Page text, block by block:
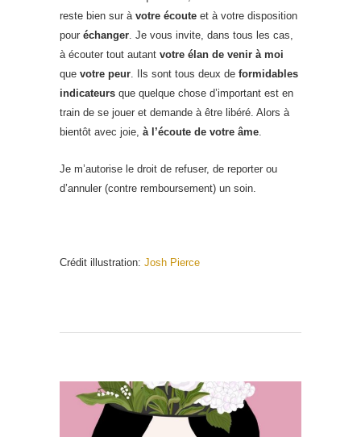
reste bien sur àvotre écoute et à votre disposition
pour échanger. Je vous invite, dans tous les cas,
à écouter tout autant votre élan de venir à moi
que votre peur. Ils sont tous deux de formidables
indicateurs que quelque chose d’important est en
train de se jouer et demande à être libéré. Alors à
bientôt avec joie, à l’écoute de votre âme.
Je m’autorise le droit de refuser, de reporter ou
d’annuler (contre remboursement) un soin.
Crédit illustration: Josh Pierce